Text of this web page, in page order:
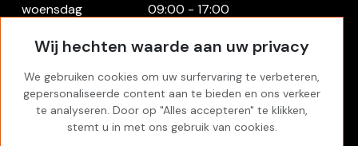
woensdag
09:00 - 17:00
vrijdag
09:00 - 17:00
zaterdag
Gesloten
zondag
Gesloten
Rekening
Inloggen
Wij hechten waarde aan uw privacy
We gebruiken cookies om uw surfervaring te verbeteren,
gepersonaliseerde content aan te bieden en ons verkeer
te analyseren. Door op "Alles accepteren" te klikken,
stemt u in met ons gebruik van cookies.